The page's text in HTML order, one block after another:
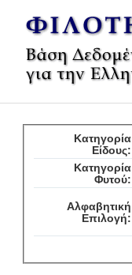
Κατηγορία
Είδους:
Κατηγορία
Φυτού:
Αλφαβητική
Επιλογή: